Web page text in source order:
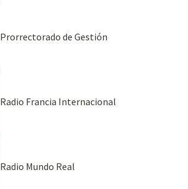
Prorrectorado de Gestión
Radio Francia Internacional
Radio Mundo Real